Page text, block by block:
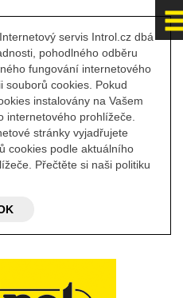
servis Introl.cz dbá
pohodlného odběru
fungování internetového
souborů cookies. Pokud
instalovány na Vašem
internetového prohlížeče.
stránky vyjadřujete
cookies podle aktuálního
Přečtěte si naši politiku